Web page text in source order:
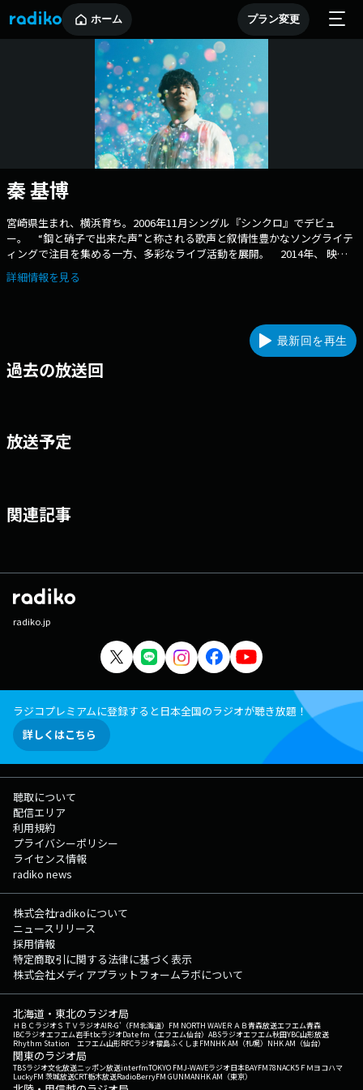
ホーム プラン変更
秦 基博
宮崎県生まれ、横浜育ち。2006年11月シングル『シンクロ』でデビュ
ー。 “鋼と硝子で出来た声”と称される歌声と叙情性豊かなソングライテ
ィングで注目を集める一方、多彩なライブ活動を展開。 2014年、 映画
「STAND BY ME ドラえもん」主題歌『ひまわりの約束』が大ヒット、その
後も数々の映画、CM、TV番組のテーマ曲を担当。 デビュー10周年には
ート1位を獲得、以降もロングセールスが続いている。 2023年3月22
日、7thオリジナルアルバム『Paint Like a Child』をリリース、 秦 基博
「HATA MOTOHIRO CONCERT TOUR 2023 ―Paint Like a Child―」開催も
決定している。【Web】 https://www.office-augusta.com/hata/
2026.11.8 神奈川・ぴあアリーナMM
詳細情報を見る
最新回を再生
過去の放送回
放送予定
関連記事
radiko.jp
ラジコプレミアムに登録すると日本全国のラジオが聴き放題！
詳しくはこちら
聴取について
配信エリア
利用規約
プライバシーポリシー
ライセンス情報
radiko news
株式会社radikoについて
ニュースリリース
採用情報
特定商取引に関する法律に基づく表示
株式会社メディアプラットフォームラボについて
北海道・東北のラジオ局
ＨＢＣラジオＳＴＶラジオAIR-G'（FM北海道） FM NORTH WAVEＲＡＢ青森放送エフエム青森
IBCラジオエフエム岩手tbcラジオDate fm（エフエム仙台） ABSラジオエフエム秋田YBC山形放送
Rhythm Station エフエム山形RFCラジオ福島ふくしまFMNHK AM（札幌） NHK AM（仙台）
関東のラジオ局
TBSラジオ文化放送ニッポン放送interfmTOKYO FMJ-WAVEラジオ日本BAYFM78NACK5 ＦＭヨコハマ
LuckyFM 茨城放送CRT栃木放送RadioBerryFM GUNMANHK AM（東京）